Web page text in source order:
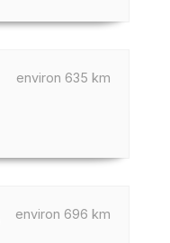
environ 635 km
environ 696 km